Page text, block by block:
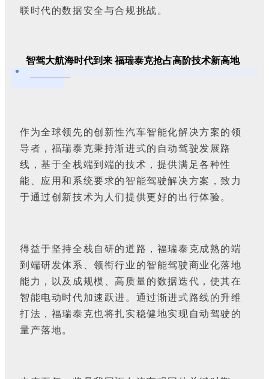
联时代的数据安全与合规挑战。
智驾大航海时代到来 福瑞泰克抢占高阶技术新高地
作为全球领先的创新性汽车智能化解决方案的领
导者，福瑞泰克秉持渐进式的自动驾驶发展路
线，基于全栈端到端的技术，提供满足各种性
能、应用和系统要求的智能驾驶解决方案，致力
于通过创新技术为人们提供更好的出行体验。
得益于坚持全栈自研的道路，福瑞泰克成熟的端
到端研发体系、领衔行业的智能驾驶商业化落地
能力，以及成规模、高质量的数据迭代，使其在
智能电动时代加速跃进。通过渐进式路线的升维
打法，福瑞泰克也将扎实稳健地实现自动驾驶的
量产落地。